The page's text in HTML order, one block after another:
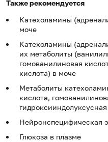
Также рекомендуется
Катехоламины
моче
Катехоламины
их метаболиты
гомованилиновая
кислота) в моче
Метаболиты
кислота,
Нейронспецифическая
Глюкоза в плазме